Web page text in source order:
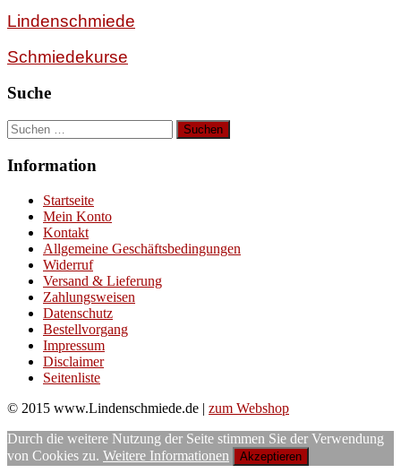
Lindenschmiede
Schmiedekurse
Suche
Suchen
nach:
Information
Startseite
Mein Konto
Kontakt
Allgemeine Geschäftsbedingungen
Widerruf
Versand & Lieferung
Zahlungsweisen
Datenschutz
Bestellvorgang
Impressum
Disclaimer
Seitenliste
© 2015 www.Lindenschmiede.de | zum Webshop
Durch die weitere Nutzung der Seite stimmen Sie der Verwendung
von Cookies zu. Weitere Informationen Akzeptieren